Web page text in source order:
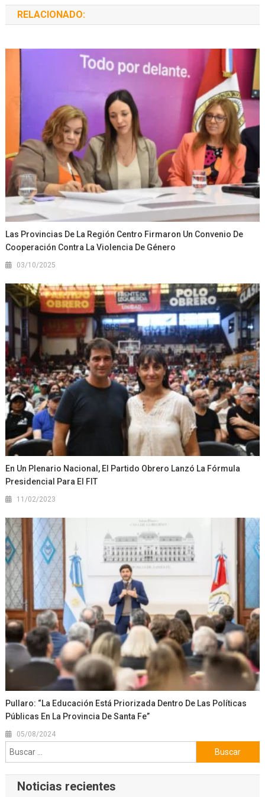
RELACIONADO:
Las Provincias De La Región Centro Firmaron Un Convenio De
Cooperación Contra La Violencia De Género
03/10/2025
En Un Plenario Nacional, El Partido Obrero Lanzó La Fórmula
Presidencial Para El FIT
11/02/2023
Pullaro: “La Educación Está Priorizada Dentro De Las Políticas
Públicas En La Provincia De Santa Fe”
05/08/2024
Buscar:
Noticias recientes